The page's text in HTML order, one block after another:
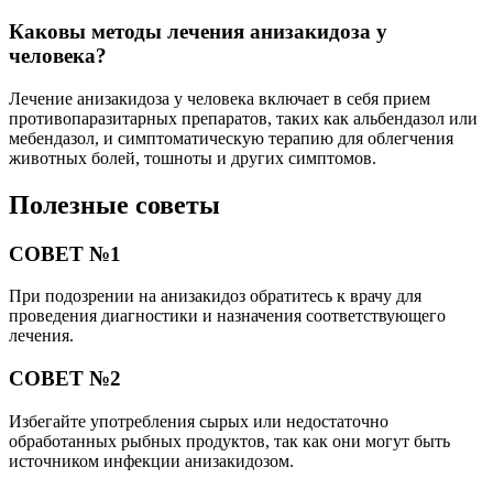
Каковы методы лечения анизакидоза у
человека?
Лечение анизакидоза у человека включает в себя прием
противопаразитарных препаратов, таких как альбендазол или
мебендазол, и симптоматическую терапию для облегчения
животных болей, тошноты и других симптомов.
Полезные советы
СОВЕТ №1
При подозрении на анизакидоз обратитесь к врачу для
проведения диагностики и назначения соответствующего
лечения.
СОВЕТ №2
Избегайте употребления сырых или недостаточно
обработанных рыбных продуктов, так как они могут быть
источником инфекции анизакидозом.